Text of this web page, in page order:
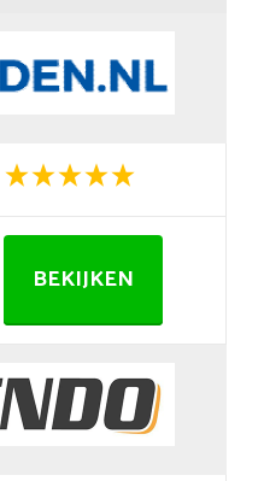
BEKIJKEN